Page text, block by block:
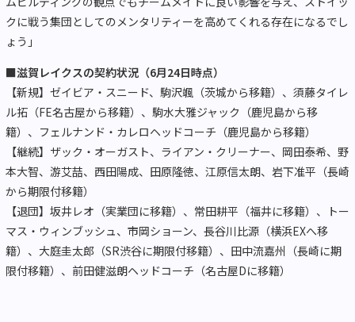
クに戦う集団としてのメンタリティーを高めてくれる存在になるでし
ょう」
■滋賀レイクスの契約状況（6月24日時点）
【新規】ゼイビア・スニード、駒沢颯（茨城から移籍）、須藤タイレ
ル拓（FE名古屋から移籍）、駒水大雅ジャック（鹿児島から移
籍）、フェルナンド・カレロヘッドコーチ（鹿児島から移籍）
【継続】ザック・オーガスト、ライアン・クリーナー、岡田泰希、野
本大智、游艾喆、西田陽成、田原隆徳、江原信太朗、岩下准平（長崎
から期限付移籍）
【退団】坂井レオ（実業団に移籍）、常田耕平（福井に移籍）、トー
マス・ウィンブッシュ、市岡ショーン、長谷川比源（横浜EXへ移
籍）、大庭圭太郎（SR渋谷に期限付移籍）、田中流嘉州（長崎に期
限付移籍）、前田健滋朗ヘッドコーチ（名古屋Dに移籍）